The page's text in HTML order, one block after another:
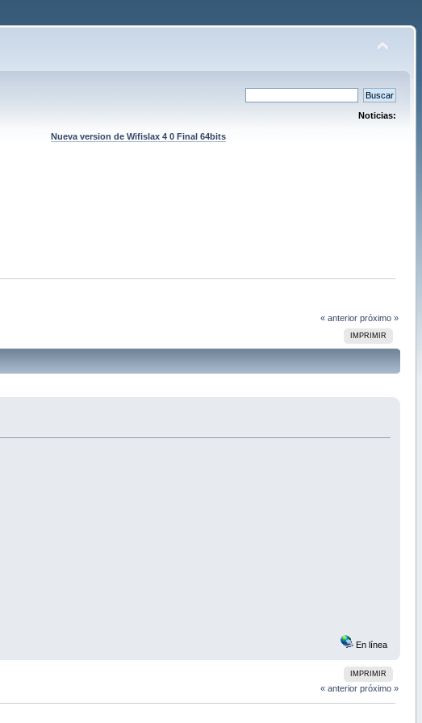
Noticias:
Nueva version de Wifislax 4 0 Final 64bits
« anterior próximo »
IMPRIMIR
En línea
IMPRIMIR
« anterior próximo »